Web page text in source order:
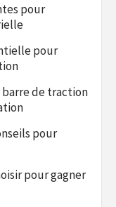
pour
pour
de traction
pour
pour gagner